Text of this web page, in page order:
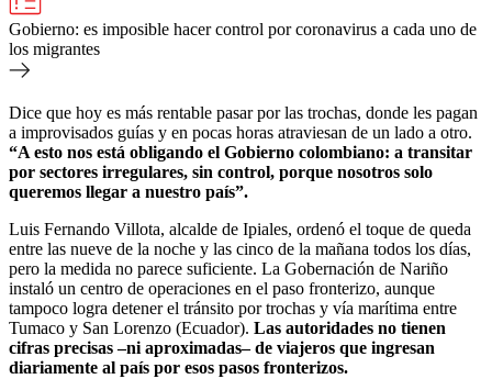
Gobierno: es imposible hacer control por coronavirus a cada uno de
los migrantes
Dice que hoy es más rentable pasar por las trochas, donde les pagan
a improvisados guías y en pocas horas atraviesan de un lado a otro.
“A esto nos está obligando el Gobierno colombiano: a transitar
por sectores irregulares, sin control, porque nosotros solo
queremos llegar a nuestro país”.
Luis Fernando Villota, alcalde de Ipiales, ordenó el toque de queda
entre las nueve de la noche y las cinco de la mañana todos los días,
pero la medida no parece suficiente. La Gobernación de Nariño
instaló un centro de operaciones en el paso fronterizo, aunque
tampoco logra detener el tránsito por trochas y vía marítima entre
Tumaco y San Lorenzo (Ecuador). Las autoridades no tienen
cifras precisas –ni aproximadas– de viajeros que ingresan
diariamente al país por esos pasos fronterizos.